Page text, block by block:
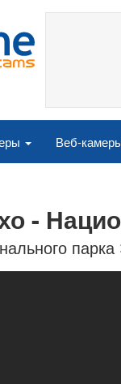
Веб-
-